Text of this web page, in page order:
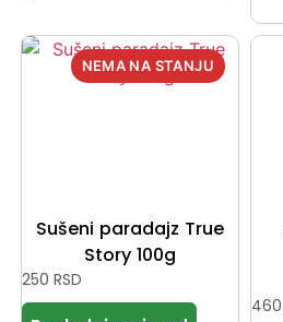
Sušeni paradajz True
Story 100g
250 RSD
460